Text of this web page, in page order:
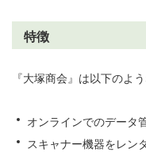
特徴
『大塚商会』は以下のよ
オンラインでのデータ
スキャナー機器をレン